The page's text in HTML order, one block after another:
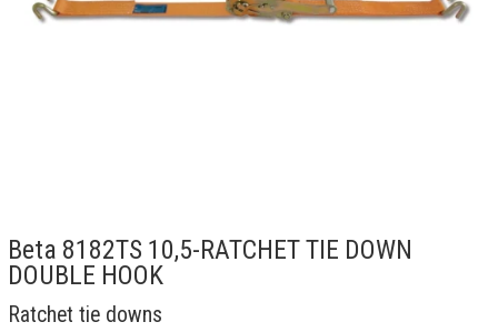
Beta 8182TS 10,5-RATCHET TIE DOWN
DOUBLE HOOK
Ratchet tie downs